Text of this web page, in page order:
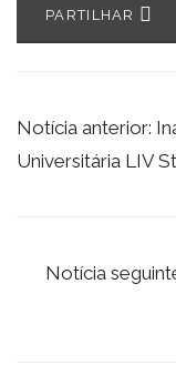
PARTILHAR
Notícia anterior:
Universitária LIV
Notícia